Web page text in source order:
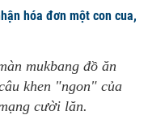
hóa đơn một con cua,
mukbang đồ ăn
khen "ngon" của
cười lăn.